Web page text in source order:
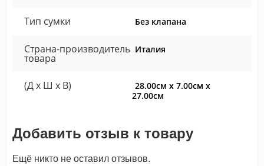
Тип сумки Без клапана
Страна-производитель
товара
Италия
(Д x Ш x В)
28.00см x 7.00см x
27.00см
Добавить отзыв к товару
Ещё никто не оставил отзывов.